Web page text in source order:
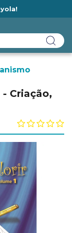
Criação,